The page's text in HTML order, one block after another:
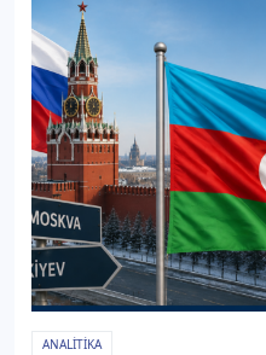
ANALITIKA